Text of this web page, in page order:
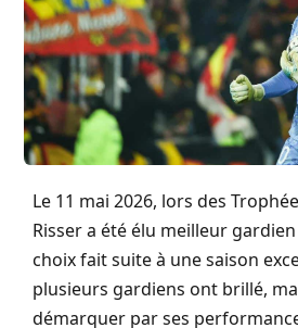
Le 11 mai 2026, lors des
Risser a été élu meilleur gardien
choix fait suite à une saison
plusieurs gardiens ont brillé,
démarquer par ses